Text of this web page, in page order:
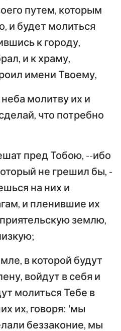
путем, которым
и будет молиться
к городу,
и к храму,
имени Твоему,
молитву их и
что потребно
пред Тобою, --ибо
не грешил бы, -
на них и
и пленившие их
землю,
в которой будут
войдут в себя и
молиться Тебе в
их, говоря: 'мы
беззаконие, мы